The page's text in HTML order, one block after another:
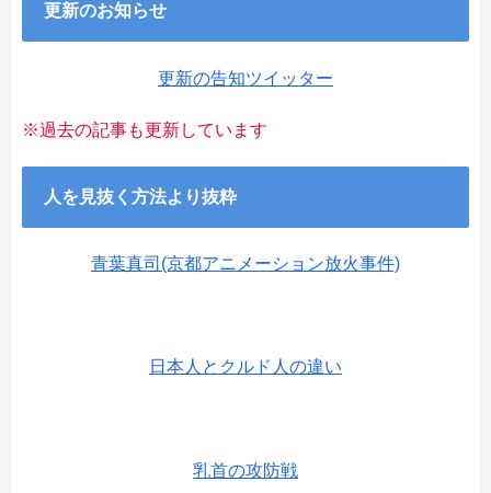
更新のお知らせ
更新の告知ツイッター
※過去の記事も更新しています
人を見抜く方法より抜粋
青葉真司(京都アニメーション放火事件)
日本人とクルド人の違い
乳首の攻防戦